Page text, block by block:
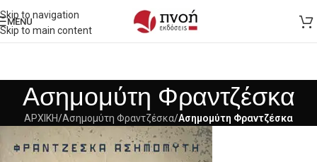
Skip to navigation
Skip to main content
MENU
Ασημομύτη Φραντζέσκα
ΑΡΧΙΚΗ/Ασημομύτη Φραντζέσκα/Ασημομύτη Φραντζέσκα